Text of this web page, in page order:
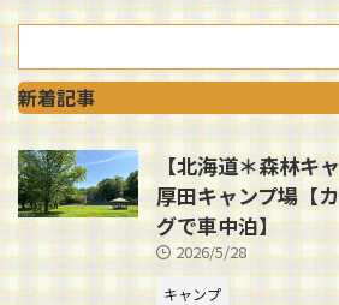
新着記事
【北海道＊森林キ
厚田キャンプ場【
グで車中泊】
2026/5/28
キャンプ